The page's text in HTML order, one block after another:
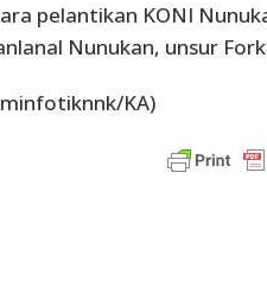
pelantikan KONI
Nunukan, unsur
KA)